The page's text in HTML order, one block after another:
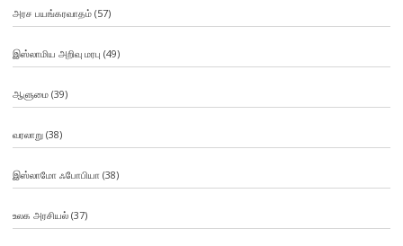
அரச பயங்கரவாதம்(57)
இஸ்லாமிய அறிவு மரபு (49)
ஆளுமை(39)
வரலாறு(38)
இஸ்லாமோ ஃபோபியா (38)
உலக அரசியல்(37)